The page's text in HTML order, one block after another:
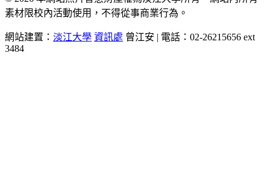
素材限校內活動使用，不得從事商業行為。
網站建置： 淡江大學 資訊處 曾江安 | 電話：02-26215656 ext
3484